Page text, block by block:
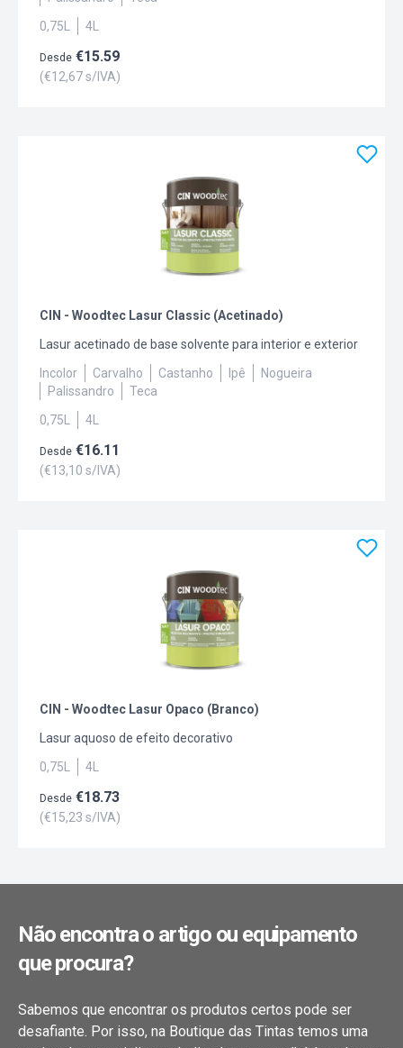
0,75L
4L
Desde €15.59
(€12,67s/IVA)
CIN - Woodtec Lasur Classic (Acetinado)
Lasur acetinado de base solvente para interior e exterior
Incolor
Carvalho Castanho Ipê
Nogueira
Palissandro
Teca
0,75L
4L
Desde €16.11
(€13,10 s/IVA)
CIN - Woodtec Lasur Opaco (Branco)
Lasur aquoso de efeito decorativo
0,75L
4L
Desde €18.73
(€15,23 s/IVA)
Não encontra o artigo ou equipamento
que procura?
Sabemos que encontrar os produtos certos pode ser
desafiante. Por isso, na Boutique das Tintas temos uma